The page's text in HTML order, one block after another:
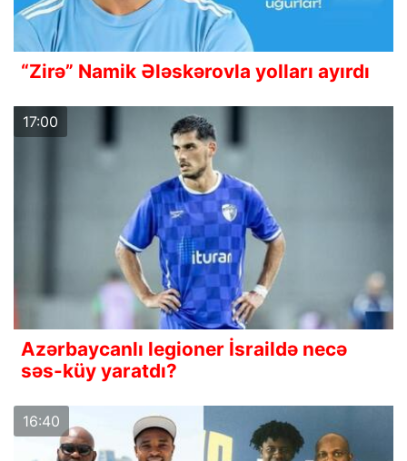
“Zirə” Namik Ələskərovla yolları ayırdı
17:00
Azərbaycanlı legioner İsraildə necə
səs-küy yaratdı?
16:40